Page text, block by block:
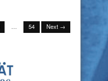
… 54 Next →